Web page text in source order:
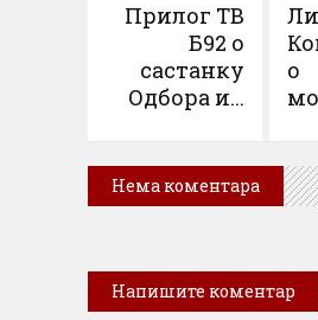
Прилог ТВ
Б92 о
састанку
Одбора и...
о
Нема коментара
Напишите коментар